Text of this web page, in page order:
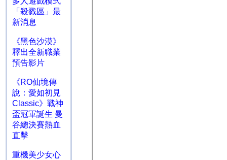
「殺戮區」最
新消息
《黑色沙漠》
釋出全新職業
預告影片
《RO仙境傳
說：愛如初見
Classic》戰神
盃冠軍誕生 曼
谷總決賽熱血
直擊
重機美少女心